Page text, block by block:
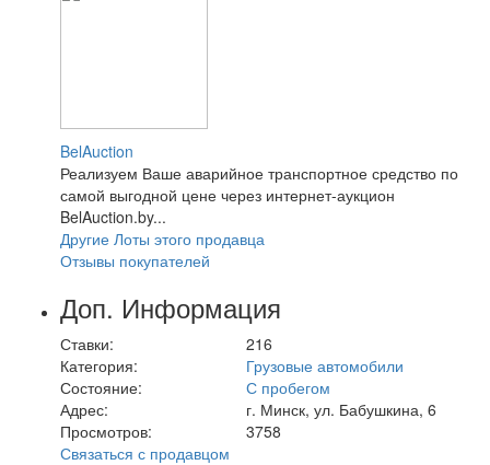
BelAuction
Реализуем Ваше аварийное транспортное средство по
самой выгодной цене через интернет-аукцион
BelAuction.by...
Другие Лоты этого продавца
Отзывы покупателей
Доп. Информация
Ставки:
216
Категория:
Грузовые автомобили
Состояние:
С пробегом
Адрес:
г. Минск, ул. Бабушкина, 6
Просмотров:
3758
Связаться с продавцом